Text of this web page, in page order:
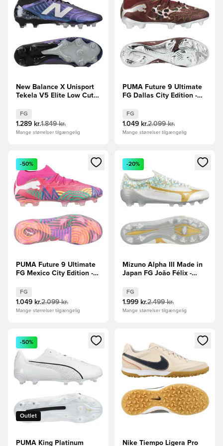
New Balance X Unisport
Tekela V5 Elite Low Cut
LIMITED EDITION
FG
1.289 kr.1.849 kr.
Mange størrelser tilgængelig
PUMA Future 9 Ultimate
FG Dallas City Edition -
Chocolate/Guld/PUMA
Hvid/Puma Silver
FG
1.049 kr.2.099 kr.
Mange størrelser tilgængelig
Åbner en Modal til at logge ind eller tilmelde dig som
-50%
PUMA Future 9 Ultimate
FG Mexico City Edition -
FG
1.049 kr.2.099 kr.
Mange størrelser tilgængelig
Åbner en Modal til at logge
-20%
Mizuno Alpha III Made in
Japan FG João Félix -
EDITION
FG
1.999 kr.2.499 kr.
Mange størrelser tilgængelig
Åbner en Modal til at logge ind eller tilmelde dig som
Outlet
-50%
PUMA King Platinum
Åbner en Modal til at logge
Nike Tiempo Ligera Pro